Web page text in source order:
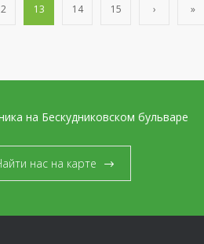
13 14 15 › »
на Бескудниковском бульваре
нас на карте